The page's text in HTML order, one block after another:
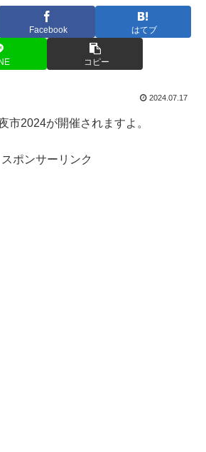
Facebook はてブ
コピー
2024.07.17
市2024が開催されますよ。
スポンサーリンク